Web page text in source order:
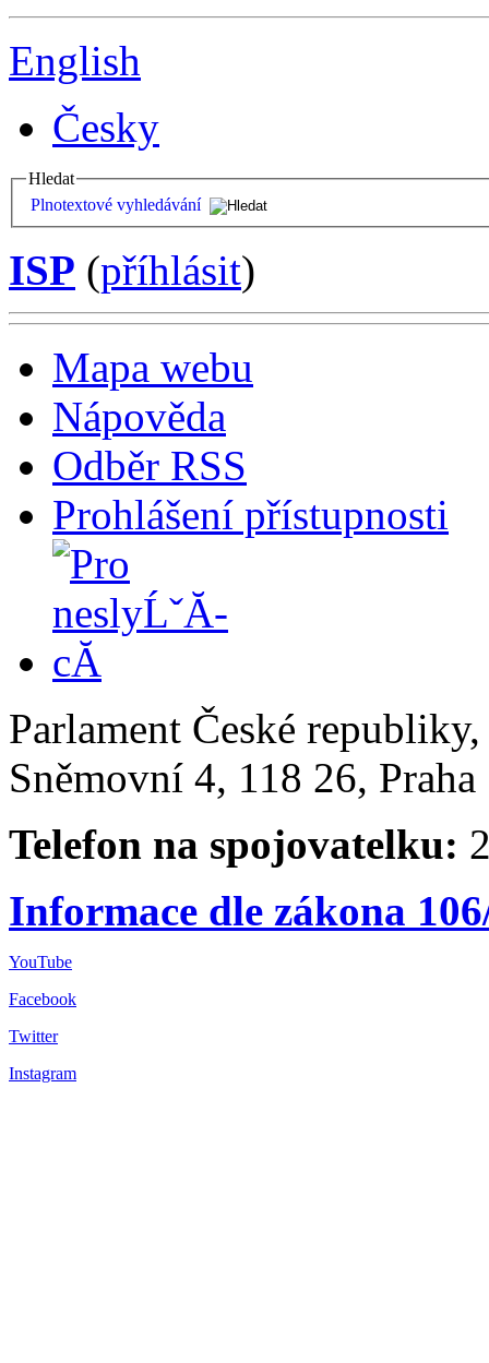
English
Česky
Hledat
Plnotextové vyhledávání
ISP (příhlásit)
Mapa webu
Nápověda
Odběr RSS
Prohlášení přístupnosti
Parlament České
Sněmovní 4, 118 26,
Telefon na spojovatelku:
Informace dle zákona
YouTube
Facebook
Twitter
Instagram